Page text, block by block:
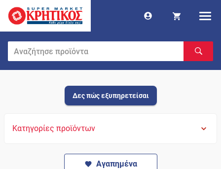
Δες πώς εξυπηρετείσαι
Κατηγορίες προϊόντων
Αγαπημένα